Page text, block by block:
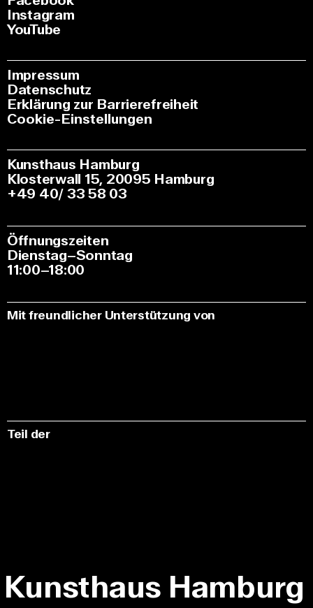
Instagram
YouTube
Impressum
Datenschutz
Erklärung zur Barrierefreiheit
Cookie-Einstellungen
Kunsthaus Hamburg
Klosterwall 15, 20095 Hamburg
+49 40/ 33 58 03
Öffnungszeiten
Dienstag–Sonntag
11:00–18:00
Mit freundlicher Unterstützung von
Teil der
Kunsthaus Hamburg